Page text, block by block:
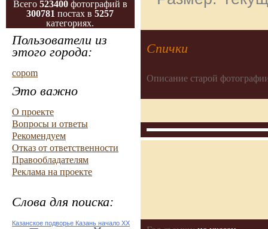
Всего 523400 фотографий в
300781 постах в5257
категориях.
Пользователи из
этого города:
copom
Это важно
О проекте
Вопросы и ответы
Рекомендуем
Отказ от ответственности
Правообладателям
Реклама на проекте
Слова для поиска:
Казанское подворье Казань начало ХХ
Спички
Описание старой